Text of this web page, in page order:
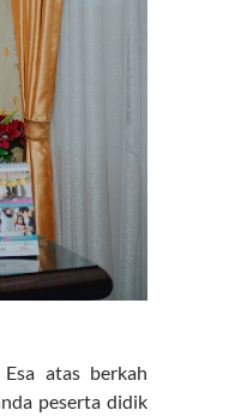
atas berkah
peserta didik